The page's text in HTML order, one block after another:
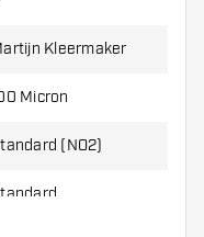
wariant
Kleermaker
Micron
(NO2)